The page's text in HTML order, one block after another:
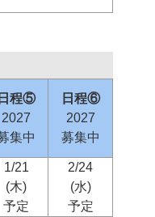
日程⑤
2027
集中
日程⑥
2027
募集中
1/21
(木)
予定
2/24
(水)
予定